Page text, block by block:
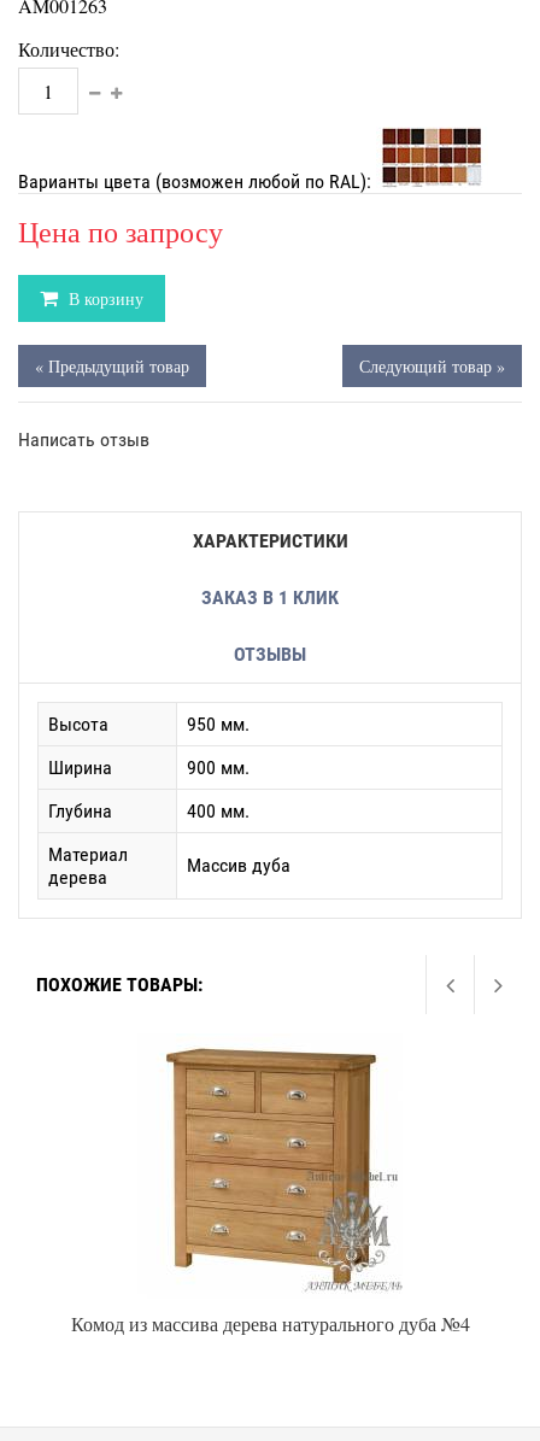
AM001263
Количество:
Варианты цвета (возможен любой по RAL):
Цена по запросу
В корзину
« Предыдущий товар Следующий товар »
Написать отзыв
ХАРАКТЕРИСТИКИ
ЗАКАЗ В 1 КЛИК
ОТЗЫВЫ
Высота
950 мм.
Ширина
900 мм.
Глубина
400 мм.
Материал
дерева
Массив дуба
ПОХОЖИЕ ТОВАРЫ:
Комод из массива дерева натурального дуба №4